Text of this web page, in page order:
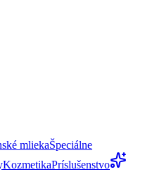
mliekaŠpeciálne
KozmetikaPríslušenstvo